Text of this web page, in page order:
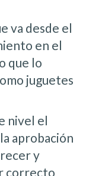
va desde el
en el
que lo
juguetes
nivel el
aprobación
y
correcto